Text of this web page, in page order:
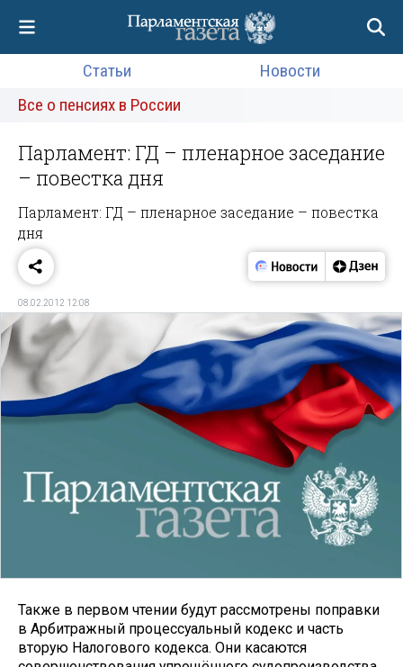
Статьи
Новости
Все о пенсиях в России
Парламент: ГД – пленарное заседание
– повестка дня
Парламент: ГД – пленарное заседание – повестка
дня
08.02.2012 12:08
Также в первом чтении будут рассмотрены поправки
в Арбитражный процессуальный кодекс и часть
вторую Налогового кодекса. Они касаются